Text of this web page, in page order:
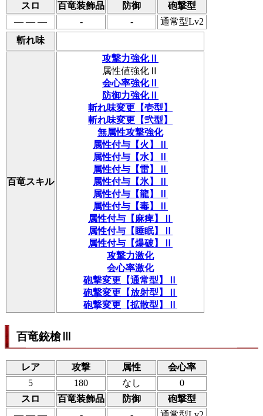
スロ
百竜装飾品 防御
砲撃型
― ― ―
- -
通常型Lv2
斬れ味
百竜スキル
攻撃力強化Ⅱ
属性値強化Ⅱ
会心率強化Ⅱ
防御力強化Ⅱ
斬れ味変更【壱型】
斬れ味変更【弐型】
無属性攻撃強化
属性付与【火】Ⅱ
属性付与【水】Ⅱ
属性付与【雷】Ⅱ
属性付与【氷】Ⅱ
属性付与【龍】Ⅱ
属性付与【毒】Ⅱ
属性付与【麻痺】Ⅱ
属性付与【睡眠】Ⅱ
属性付与【爆破】Ⅱ
攻撃力激化
会心率激化
砲撃変更【通常型】Ⅱ
砲撃変更【放射型】Ⅱ
砲撃変更【拡散型】Ⅱ
百竜銃槍Ⅲ
レア 攻撃 属性
会心率
5
180 なし
0
スロ
百竜装飾品 防御
砲撃型